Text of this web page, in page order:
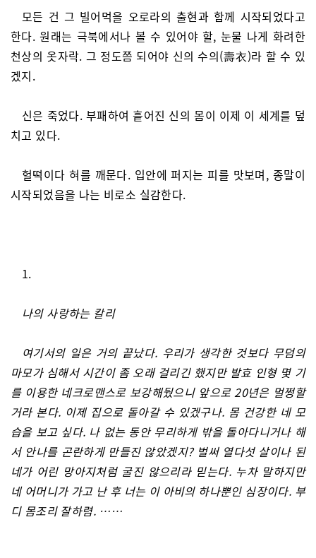
모든 건 그 빌어먹을 오로라의 출현과 함께 시작되었다고
한다. 원래는 극북에서나 볼 수 있어야 할, 눈물 나게 화려한
천상의 옷자락. 그 정도쯤 되어야 신의 수의(壽衣)라 할 수 있
겠지.
신은 죽었다. 부패하여 흩어진 신의 몸이 이제 이 세계를 덮
치고 있다.
헐떡이다 혀를 깨문다. 입안에 퍼지는 피를 맛보며, 종말이
시작되었음을 나는 비로소 실감한다.
1.
나의 사랑하는 칼리
여기서의 일은 거의 끝났다. 우리가 생각한 것보다 무덤의
마모가 심해서 시간이 좀 오래 걸리긴 했지만 발효 인형 몇 기
를 이용한 네크로맨스로 보강해뒀으니 앞으로 20년은 멀쩡할
거라 본다. 이제 집으로 돌아갈 수 있겠구나. 몸 건강한 네 모
습을 보고 싶다. 나 없는 동안 무리하게 밖을 돌아다니거나 해
서 안나를 곤란하게 만들진 않았겠지? 벌써 열다섯 살이나 된
네가 어린 망아지처럼 굴진 않으리라 믿는다. 누차 말하지만
네 어머니가 가고 난 후 너는 이 아비의 하나뿐인 심장이다. 부
디 몸조리 잘하렴. ……